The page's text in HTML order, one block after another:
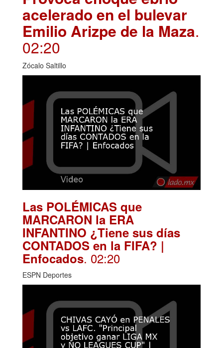
acelerado en el bulevar
Emilio Arizpe de la Maza.
02:20
Zócalo Saltillo
Las POLÉMICAS que
MARCARON la ERA
INFANTINO ¿Tiene sus días
CONTADOS en la FIFA? |
Enfocados. 02:20
ESPN Deportes